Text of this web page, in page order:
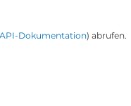
API-Dokumentation) abrufen.